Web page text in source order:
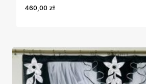
460,00 zł